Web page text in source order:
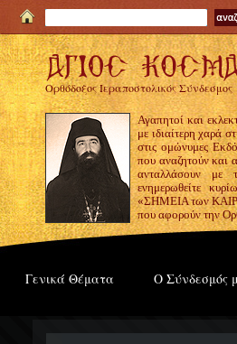
Ορθόδοξος Ιεραποστολικός Σύνδεσμος
Αγαπητοί και
με ιδιαίτερη χαρά
στις ομώνυμες
που αναζητούν και
ανταλλάσουν
ενημερωθείτε
«ΣΗΜΕΙΑ των
που αφορούν την
Γενικά Θέματα Ο Σύνδεσμός